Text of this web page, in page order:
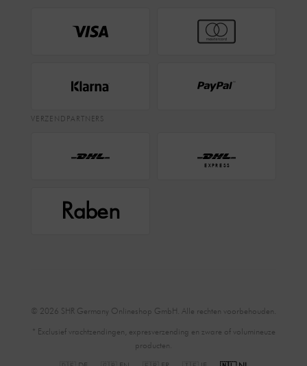
VERZENDPARTNERS
EXPRESS
Raben
© 2026 SHR Germany Onlineshop GmbH. Alle rechten voorbehouden.
* Exclusief vrachtzendingen, expresverzending en zware of volumineuze
producten.